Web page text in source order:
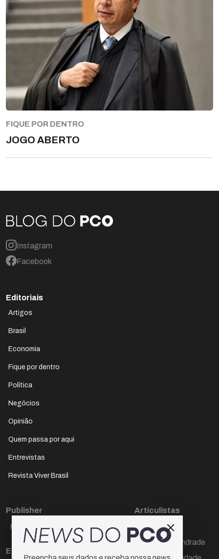
FIQUE POR DENTRO
JOGO ABERTO
Instagram
Facebook
Editoriais
Artigos
Brasil
Economia
Fique por dentro
Política
Negócios
Opinião
Quem passa por aqui
Entrevistas
Revista Viver Brasil
Publisher
Paulo Cesar de Oliveira
Editora Chefe
Articulistas
Décio Freire
Dr Marcos Andrade